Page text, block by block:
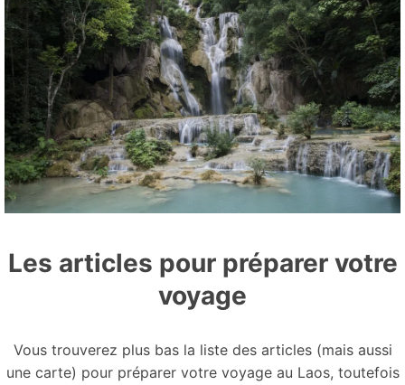
Les articles pour préparer votre
voyage
Vous trouverez plus bas la liste des articles (mais aussi
une carte) pour préparer votre voyage au Laos, toutefois